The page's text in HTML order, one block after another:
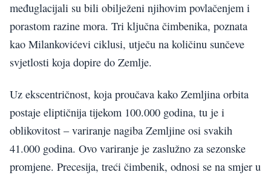
međuglacijali su bili obilježeni njihovim povlačenjem i
porastom razine mora. Tri ključna čimbenika, poznata
kao Milankovićevi ciklusi, utječu na količinu sunčeve
svjetlosti koja dopire do Zemlje.
Uz ekscentričnost, koja proučava kako Zemljina orbita
postaje eliptičnija tijekom 100.000 godina, tu je i
oblikovitost – variranje nagiba Zemljine osi svakih
41.000 godina. Ovo variranje je zaslužno za sezonske
promjene. Precesija, treći čimbenik, odnosi se na smjer u